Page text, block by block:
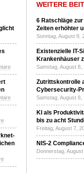
WEITERE
6 Ratschläge
Zeiten erhöhter
Sonntag, August 9,
Existenzielle IT-
Krankenhäuser
Samstag, August
Zutrittskontrolle
Cybersecurity-
Samstag, August
KI als
bis zu acht
Freitag, August 7,
NIS-2
Donnerstag,